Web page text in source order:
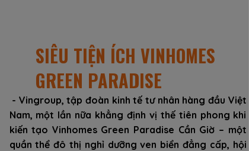
SIÊU TIỆN ÍCH VINHOMES
GREEN PARADISE
- Vingroup, tập đoàn kinh tế tư nhân hàng đầu Việt
Nam, một lần nữa khẳng định vị thế tiên phong khi
kiến tạo Vinhomes Green Paradise Cần Giờ – một
quần thể đô thị nghỉ dưỡng ven biển đẳng cấp, hội